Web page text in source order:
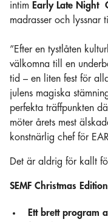
intim Early Late Night
madrasser och lyssnar
”Efter en tystlåten
välkomna till en
tid – en liten fest för
julens magiska
perfekta träffpunkten
möter årets mest
konstnärlig chef för
Det är aldrig för kallt
SEMF Christmas
Ett brett program